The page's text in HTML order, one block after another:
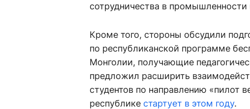
сотрудничества в промышленности
Кроме того, стороны обсудили
по республиканской программе
Монголии, получающие
предложил расширить
студентов по направлению «пилот
республике стартует в этом году.